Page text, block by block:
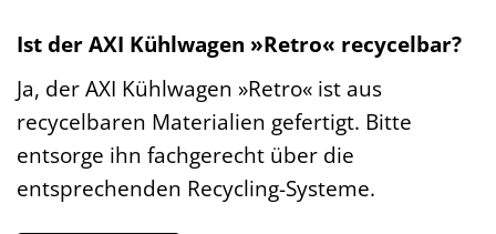
Ist der AXI Kühlwagen »Retro« recycelbar?
Ja, der AXI Kühlwagen »Retro« ist aus
recycelbaren Materialien gefertigt. Bitte
entsorge ihn fachgerecht über die
entsprechenden Recycling-Systeme.